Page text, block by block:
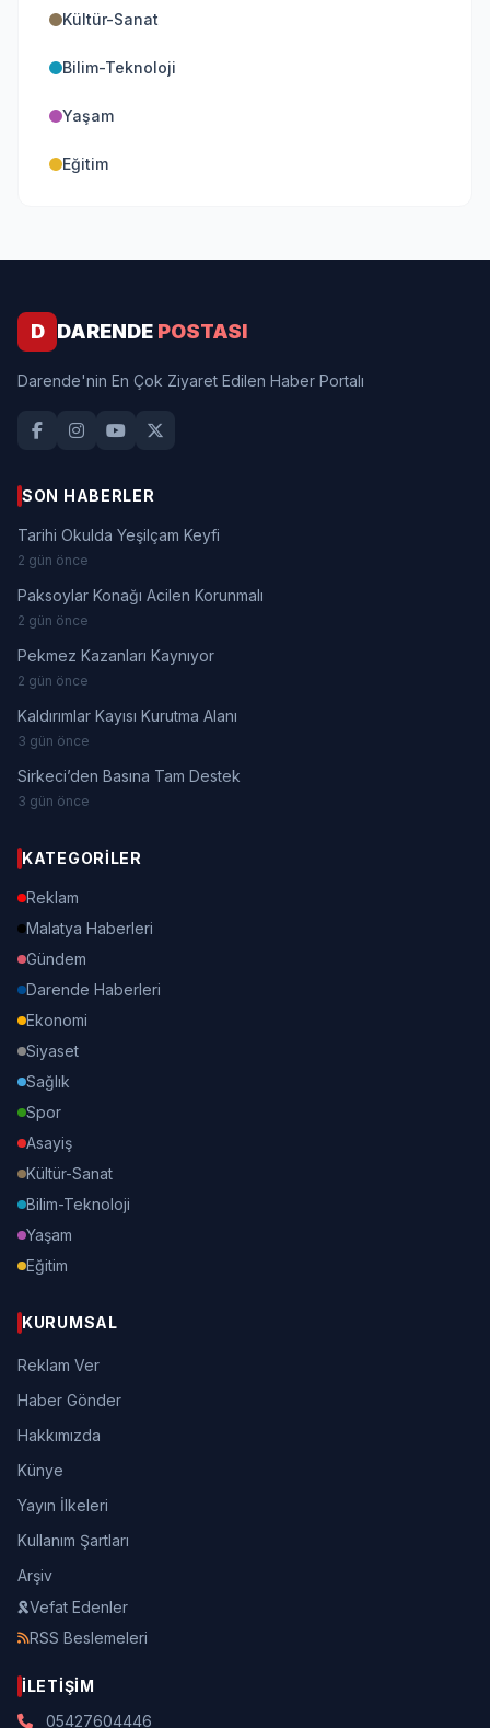
Kültür-Sanat
Bilim-Teknoloji
Yaşam
Eğitim
D DARENDE POSTASI
Darende'nin En Çok Ziyaret Edilen Haber Portalı
SON HABERLER
Tarihi Okulda Yeşilçam Keyfi
2 gün önce
Paksoylar Konağı Acilen Korunmalı
2 gün önce
Pekmez Kazanları Kaynıyor
2 gün önce
Kaldırımlar Kayısı Kurutma Alanı
3 gün önce
Sirkeci’den Basına Tam Destek
3 gün önce
KATEGORILER
Reklam
Malatya Haberleri
Gündem
Darende Haberleri
Ekonomi
Siyaset
Sağlık
Spor
Asayiş
Kültür-Sanat
Bilim-Teknoloji
Yaşam
Eğitim
KURUMSAL
Reklam Ver
Haber Gönder
Hakkımızda
Künye
Yayın İlkeleri
Kullanım Şartları
Arşiv
Vefat Edenler
RSS Beslemeleri
İLETIŞIM
05427604446